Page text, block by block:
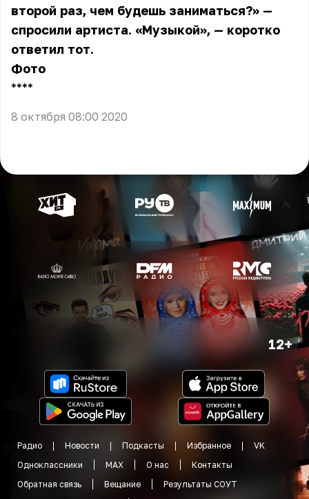
второй раз, чем будешь заниматься?» —
спросили артиста. «Музыкой», — коротко
ответил тот.
Фото
** **
8 октября 08:00 2020
12+
Радио Новости Подкасты Избранное
VK
Одноклассники
MAX О нас
Контакты
Обратная связь
Вещание
Результаты СОУТ